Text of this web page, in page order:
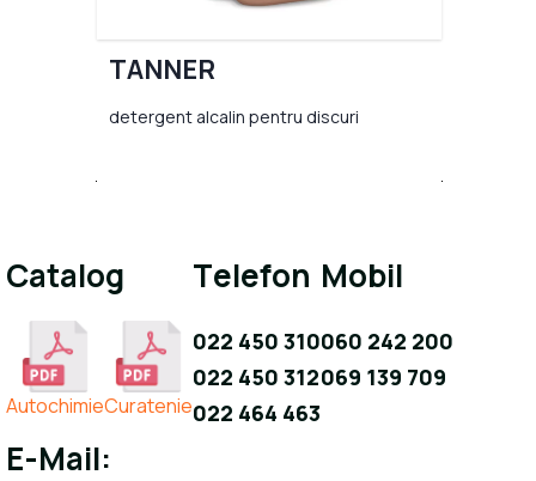
TANNER
detergent alcalin pentru discuri
Catalog
AutochimieCuratenie
Telefon
022 450 310
022 450 312
022 464 463
Mobil
060 242 200
069 139 709
E-Mail: